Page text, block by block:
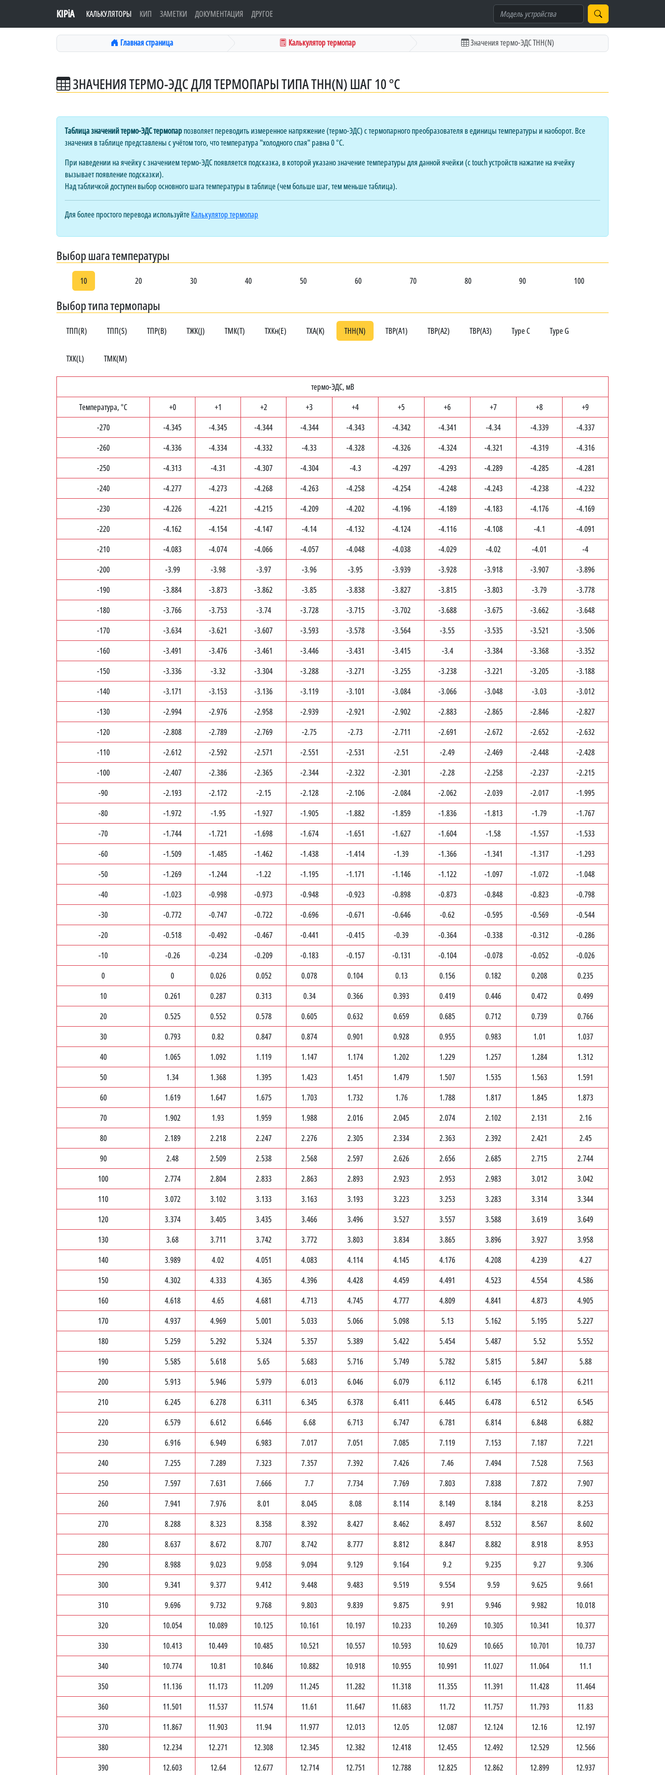
KIPiA КАЛЬКУЛЯТОРЫ КИП ЗАМЕТКИ ДОКУМЕНТАЦИЯ ДРУГОЕ
Главная страница Калькулятор термопар Значения термо-ЭДС ТНН(N)
ЗНАЧЕНИЯ ТЕРМО-ЭДС ДЛЯ ТЕРМОПАРЫ ТИПА ТНН(N) ШАГ 10 °C
Таблица значений термо-ЭДС термопарпозволяет переводить измеренное напряжение (термо-ЭДС) с термопарного преобразователя в единицы температуры и наоборот. Все
значения в таблице представлены с учётом того, что температура "холодного спая" равна 0 °C.
При наведении на ячейку с значением термо-ЭДС появляется подсказка, в которой указано значение температуры для данной ячейки (с touch устройств нажатие на ячейку
вызывает появление подсказки).
Над табличкой доступен выбор основного шага температуры в таблице (чем больше шаг, тем меньше таблица).
Для более простого перевода используйтеКалькулятор термопар
Выбор шага температуры
10 20 30 40 50 60 70 80 90 100
Выбор типа термопары
ТПП(R) ТПП(S) ТПР(B) ТЖК(J) ТМК(T) ТХКн(E) ТХА(K) ТНН(N) ТВР(A1) ТВР(A2) ТВР(A3) Type C Type G
ТХК(L) ТМК(M)
термо-ЭДС, мВ
Температура, °C
+0 +1 +2 +3 +4 +5 +6 +7 +8
+9
-270
-4.345 -4.345 -4.344 -4.344 -4.343 -4.342 -4.341 -4.34 -4.339
-4.337
-260
-4.336 -4.334 -4.332 -4.33 -4.328 -4.326 -4.324 -4.321 -4.319
-4.316
-250
-4.313 -4.31 -4.307 -4.304 -4.3 -4.297 -4.293 -4.289 -4.285
-4.281
-240
-4.277 -4.273 -4.268 -4.263 -4.258 -4.254 -4.248 -4.243 -4.238
-4.232
-230
-4.226 -4.221 -4.215 -4.209 -4.202 -4.196 -4.189 -4.183 -4.176
-4.169
-220
-4.162 -4.154 -4.147 -4.14 -4.132 -4.124 -4.116 -4.108 -4.1
-4.091
-210
-4.083 -4.074 -4.066 -4.057 -4.048 -4.038 -4.029 -4.02 -4.01
-4
-200
-3.99 -3.98 -3.97 -3.96 -3.95 -3.939 -3.928 -3.918 -3.907
-3.896
-190
-3.884 -3.873 -3.862 -3.85 -3.838 -3.827 -3.815 -3.803 -3.79
-3.778
-180
-3.766 -3.753 -3.74 -3.728 -3.715 -3.702 -3.688 -3.675 -3.662
-3.648
-170
-3.634 -3.621 -3.607 -3.593 -3.578 -3.564 -3.55 -3.535 -3.521
-3.506
-160
-3.491 -3.476 -3.461 -3.446 -3.431 -3.415 -3.4 -3.384 -3.368
-3.352
-150
-3.336 -3.32 -3.304 -3.288 -3.271 -3.255 -3.238 -3.221 -3.205
-3.188
-140
-3.171 -3.153 -3.136 -3.119 -3.101 -3.084 -3.066 -3.048 -3.03
-3.012
-130
-2.994 -2.976 -2.958 -2.939 -2.921 -2.902 -2.883 -2.865 -2.846
-2.827
-120
-2.808 -2.789 -2.769 -2.75 -2.73 -2.711 -2.691 -2.672 -2.652
-2.632
-110
-2.612 -2.592 -2.571 -2.551 -2.531 -2.51 -2.49 -2.469 -2.448
-2.428
-100
-2.407 -2.386 -2.365 -2.344 -2.322 -2.301 -2.28 -2.258 -2.237
-2.215
-90
-2.193 -2.172 -2.15 -2.128 -2.106 -2.084 -2.062 -2.039 -2.017
-1.995
-80
-1.972 -1.95 -1.927 -1.905 -1.882 -1.859 -1.836 -1.813 -1.79
-1.767
-70
-1.744 -1.721 -1.698 -1.674 -1.651 -1.627 -1.604 -1.58 -1.557
-1.533
-60
-1.509 -1.485 -1.462 -1.438 -1.414 -1.39 -1.366 -1.341 -1.317
-1.293
-50
-1.269 -1.244 -1.22 -1.195 -1.171 -1.146 -1.122 -1.097 -1.072
-1.048
-40
-1.023 -0.998 -0.973 -0.948 -0.923 -0.898 -0.873 -0.848 -0.823
-0.798
-30
-0.772 -0.747 -0.722 -0.696 -0.671 -0.646 -0.62 -0.595 -0.569
-0.544
-20
-0.518 -0.492 -0.467 -0.441 -0.415 -0.39 -0.364 -0.338 -0.312
-0.286
-10
-0.26 -0.234 -0.209 -0.183 -0.157 -0.131 -0.104 -0.078 -0.052
-0.026
0
0 0.026 0.052 0.078 0.104 0.13 0.156 0.182 0.208
0.235
10
0.261 0.287 0.313 0.34 0.366 0.393 0.419 0.446 0.472
0.499
20
0.525 0.552 0.578 0.605 0.632 0.659 0.685 0.712 0.739
0.766
30
0.793 0.82 0.847 0.874 0.901 0.928 0.955 0.983 1.01
1.037
40
1.065 1.092 1.119 1.147 1.174 1.202 1.229 1.257 1.284
1.312
50
1.34 1.368 1.395 1.423 1.451 1.479 1.507 1.535 1.563
1.591
60
1.619 1.647 1.675 1.703 1.732 1.76 1.788 1.817 1.845
1.873
70
1.902 1.93 1.959 1.988 2.016 2.045 2.074 2.102 2.131
2.16
80
2.189 2.218 2.247 2.276 2.305 2.334 2.363 2.392 2.421
2.45
90
2.48 2.509 2.538 2.568 2.597 2.626 2.656 2.685 2.715
2.744
100
2.774 2.804 2.833 2.863 2.893 2.923 2.953 2.983 3.012
3.042
110
3.072 3.102 3.133 3.163 3.193 3.223 3.253 3.283 3.314
3.344
120
3.374 3.405 3.435 3.466 3.496 3.527 3.557 3.588 3.619
3.649
130
3.68 3.711 3.742 3.772 3.803 3.834 3.865 3.896 3.927
3.958
140
3.989 4.02 4.051 4.083 4.114 4.145 4.176 4.208 4.239
4.27
150
4.302 4.333 4.365 4.396 4.428 4.459 4.491 4.523 4.554
4.586
160
4.618 4.65 4.681 4.713 4.745 4.777 4.809 4.841 4.873
4.905
170
4.937 4.969 5.001 5.033 5.066 5.098 5.13 5.162 5.195
5.227
180
5.259 5.292 5.324 5.357 5.389 5.422 5.454 5.487 5.52
5.552
190
5.585 5.618 5.65 5.683 5.716 5.749 5.782 5.815 5.847
5.88
200
5.913 5.946 5.979 6.013 6.046 6.079 6.112 6.145 6.178
6.211
210
6.245 6.278 6.311 6.345 6.378 6.411 6.445 6.478 6.512
6.545
220
6.579 6.612 6.646 6.68 6.713 6.747 6.781 6.814 6.848
6.882
230
6.916 6.949 6.983 7.017 7.051 7.085 7.119 7.153 7.187
7.221
240
7.255 7.289 7.323 7.357 7.392 7.426 7.46 7.494 7.528
7.563
250
7.597 7.631 7.666 7.7 7.734 7.769 7.803 7.838 7.872
7.907
260
7.941 7.976 8.01 8.045 8.08 8.114 8.149 8.184 8.218
8.253
270
8.288 8.323 8.358 8.392 8.427 8.462 8.497 8.532 8.567
8.602
280
8.637 8.672 8.707 8.742 8.777 8.812 8.847 8.882 8.918
8.953
290
8.988 9.023 9.058 9.094 9.129 9.164 9.2 9.235 9.27
9.306
300
9.341 9.377 9.412 9.448 9.483 9.519 9.554 9.59 9.625
9.661
310
9.696 9.732 9.768 9.803 9.839 9.875 9.91 9.946 9.982
10.018
320
10.054 10.089 10.125 10.161 10.197 10.233 10.269 10.305 10.341
10.377
330
10.413 10.449 10.485 10.521 10.557 10.593 10.629 10.665 10.701
10.737
340
10.774 10.81 10.846 10.882 10.918 10.955 10.991 11.027 11.064
11.1
350
11.136 11.173 11.209 11.245 11.282 11.318 11.355 11.391 11.428
11.464
360
11.501 11.537 11.574 11.61 11.647 11.683 11.72 11.757 11.793
11.83
370
11.867 11.903 11.94 11.977 12.013 12.05 12.087 12.124 12.16
12.197
380
12.234 12.271 12.308 12.345 12.382 12.418 12.455 12.492 12.529
12.566
390
12.603 12.64 12.677 12.714 12.751 12.788 12.825 12.862 12.899 12.937